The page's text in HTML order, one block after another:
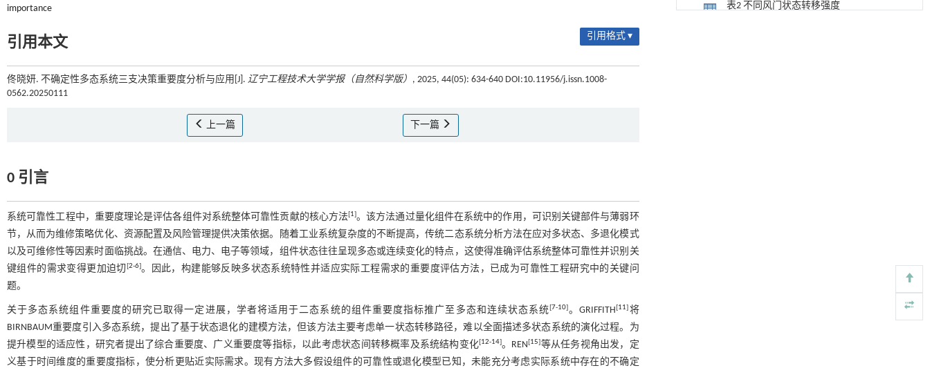
importance
引用本文 引用格式 ▾
佟晓妍. 不确定性多态系统三支决策重要度分析与应用[J]. 辽宁工程技术大学学报（自然科学版） , 2025, 44(05): 634-640 DOI:10.11956/j.issn.1008-
0562.20250111
上一篇 下一篇
0 引言
系统可靠性工程中，重要度理论是评估各组件对系统整体可靠性贡献的核心方法[1]。该方法通过量化组件在系统中的作用，可识别关键部件与薄弱环
节，从而为维修策略优化、资源配置及风险管理提供决策依据。随着工业系统复杂度的不断提高，传统二态系统分析方法在应对多状态、多退化模式
以及可维修性等因素时面临挑战。在通信、电力、电子等领域，组件状态往往呈现多态或连续变化的特点，这使得准确评估系统整体可靠性并识别关
键组件的需求变得更加迫切 [2-6]。因此，构建能够反映多状态系统特性并适应实际工程需求的重要度评估方法，已成为可靠性工程研究中的关键问
题。
关于多态系统组件重要度的研究已取得一定进展，学者将适用于二态系统的组件重要度指标推广至多态和连续状态系统[7-10]。GRIFFITH[11] 将
BIRNBAUM重要度引入多态系统，提出了基于状态退化的建模方法，但该方法主要考虑单一状态转移路径，难以全面描述多状态系统的演化过程。为
提升模型的适应性，研究者提出了综合重要度、广义重要度等指标，以此考虑状态间转移概率及系统结构变化[12-14]。REN[15]等从任务视角出发，定
义基于时间维度的重要度指标，使分析更贴近实际需求。现有方法大多假设组件的可靠性或退化模型已知，未能充分考虑实际系统中存在的不确定
表2 不同风门状态转移强度
基于检流计的无对准误差全原位成像与激光加